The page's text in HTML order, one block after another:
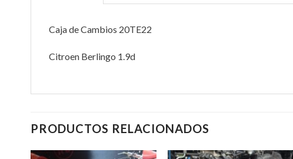
Caja de Cambios 20TE22
Citroen Berlingo 1.9d
PRODUCTOS RELACIONADOS